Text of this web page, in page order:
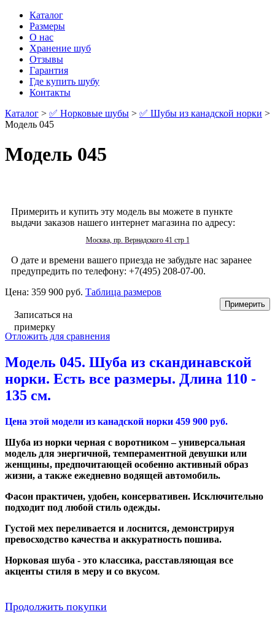
Каталог
Размеры
О нас
Хранение шуб
Отзывы
Гарантия
Где купить шубу
Контакты
Каталог > ✅ Норковые шубы > ✅ Шубы из канадской норки >
Модель 045
Модель 045
Примерить и купить эту модель вы можете в пункте
выдачи заказов нашего интернет магазина по адресу:
Москва, пр. Вернадского 41 стр 1
О дате и времени вашего приезда не забудьте нас заранее
предупредить по телефону: +7(495) 208-07-00.
Цена: 359 900 руб. Таблица размеров
Записаться на
примерку
Отложить для сравнения
Модель 045. Шуба из скандинавской
норки. Есть все размеры. Длина 110 -
135 см.
Цена этой модели из канадской норки 459 900 руб.
Шуба из норки черная с воротником – универсальная
модель для энергичной, темпераментной девушки или
женщины, предпочитающей особенно активный образ
жизни, а также ежедневно водящей автомобиль.
Фасон практичен, удобен, консервативен. Исключительно
подходит под любой стиль одежды.
Густой мех переливается и лоснится, демонстрируя
превосходство качества и аккуратность пошива.
Норковая шуба - это классика, расставляющая все
акценты стиля в меру и со вкусом.
Продолжить покупки